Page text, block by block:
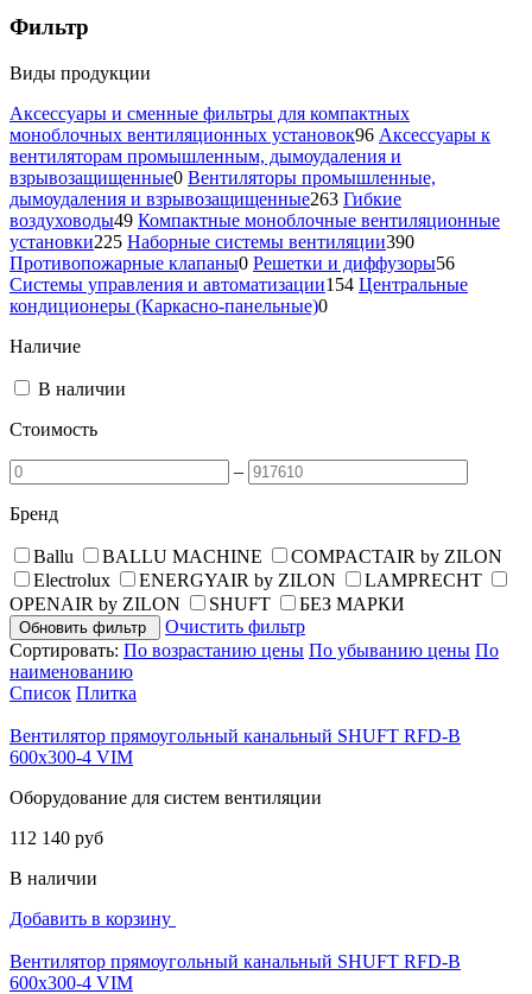
Фильтр
Виды продукции
Аксессуары и сменные фильтры для компактных
моноблочных вентиляционных установок96 Аксессуары к
вентиляторам промышленным, дымоудаления и
взрывозащищенные0 Вентиляторы промышленные,
дымоудаления и взрывозащищенные263 Гибкие
воздуховоды49 Компактные моноблочные вентиляционные
установки225 Наборные системы вентиляции390
Противопожарные клапаны0 Решетки и диффузоры56
Системы управления и автоматизации154 Центральные
кондиционеры (Каркасно-панельные)0
Наличие
В наличии
Стоимость
–
Бренд
Ballu BALLU MACHINE
COMPACTAIR by ZILON
Electrolux
ENERGYAIR by ZILON
LAMPRECHT
OPENAIR by ZILON
SHUFT БЕЗ МАРКИ
Обновить фильтр
Очистить фильтр
Сортировать: По возрастанию цены По убыванию цены По
наименованию
Список Плитка
Вентилятор прямоугольный канальный SHUFT RFD-B
600х300-4 VIM
Оборудование для систем вентиляции
112 140 руб
В наличии
Добавить в корзину
Вентилятор прямоугольный канальный SHUFT RFD-B
600х300-4 VIM